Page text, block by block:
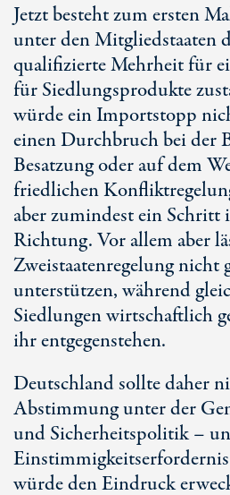
Jetzt besteht zum ersten
unter den Mitgliedstaaten
qualifizierte Mehrheit für
für Siedlungsprodukte
würde ein Importstopp
einen Durchbruch bei der
Besatzung oder auf dem
friedlichen
aber zumindest ein Schritt
Richtung. Vor allem aber
Zweistaatenregelung nicht
unterstützen, während
Siedlungen wirtschaftlich
ihr entgegenstehen.
Deutschland sollte daher
Abstimmung unter der
und Sicherheitspolitik –
würde den Eindruck